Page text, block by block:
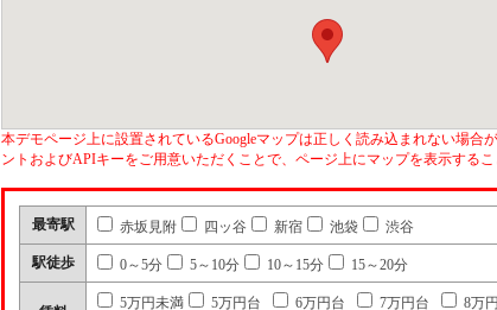
本デモページ上に設置されているGoogleマップは正しく読み込まれない場合
ントおよびAPIキーをご用意いただくことで、ページ上にマップを表示するこ
最寄駅 赤坂見附 四ッ谷 新宿 池袋 渋谷
駅徒歩 0～5分 5～10分 10～15分 15～20分
5万円未満 5万円台 6万円台 7万円台 8万